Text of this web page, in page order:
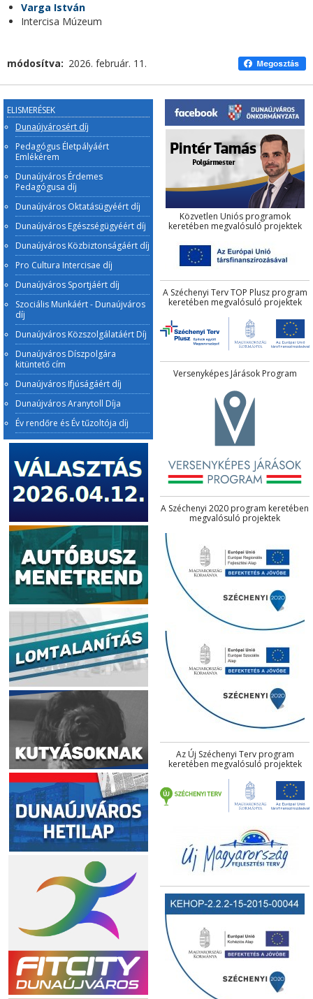
Varga István
Intercisa Múzeum
módosítva 2026. február. 11.
ELISMERÉSEK
Dunaújvárosért díj
Pedagógus Életpályáért
Emlékérem
Dunaújváros Érdemes
Pedagógusa díj
Dunaújváros Oktatásügyéért díj
Dunaújváros Egészségügyéért díj
Dunaújváros Közbiztonságáért díj
Pro Cultura Intercisae díj
Dunaújváros Sportjáért díj
Szociális Munkáért - Dunaújváros
díj
Dunaújváros Közszolgálatáért Díj
Dunaújváros Díszpolgára
kitüntető cím
Dunaújváros Ifjúságáért díj
Dunaújváros Aranytoll Díja
Év rendőre és Év tűzoltója díj
Közvetlen Uniós programok
keretében megvalósuló projektek
A Széchenyi Terv TOP Plusz program
keretében megvalósuló projektek
Versenyképes Járások Program
A Széchenyi 2020 program keretében
megvalósuló projektek
Az Új Széchenyi Terv program
keretében megvalósuló projektek